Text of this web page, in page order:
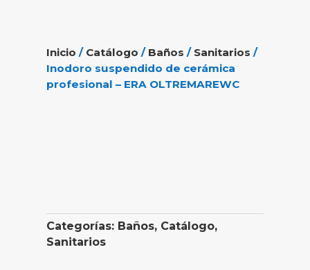
Inicio / Catálogo / Baños / Sanitarios /
Inodoro suspendido de cerámica
profesional – ERA OLTREMAREWC
Categorías: Baños, Catálogo,
Sanitarios